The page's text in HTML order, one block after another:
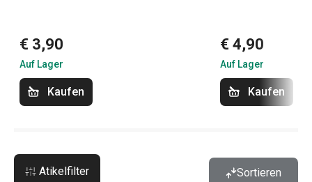
€ 3,90
Auf Lager
Kaufen
€ 4,90
Auf Lager
Kaufen
Atikelfilter Sortieren